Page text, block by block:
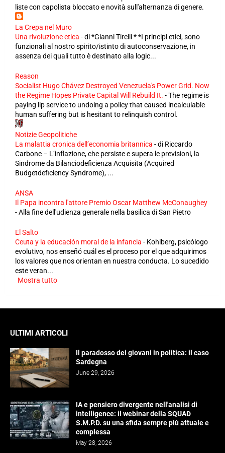
liste con capolista bloccato e novità sull'alternanza di genere.
La Crepa nel Muro
Una rivoluzione etica -di *Gianni Tirelli * *I principi etici, sono
funzionali al nostro spirito/istinto di autoconservazione, in
assenza dei quali tutto è destinato alla logic...
Reason
Socialist Hugo Chávez Destroyed Venezuela's Power Grid. Now
the Regime Hopes Private Capital Will Rebuild It. -The regime is
paying lip service to undoing a policy that caused incalculable
human suffering but is hesitant to relinquish control.
Notizie Geopolitiche
La malattia cronica dell’economia britannica -di Riccardo
Carbone – L’inflazione, che persiste e supera le previsioni, la
Sindrome da Bilanciodeficienza Acquisita (Acquired
Budgetdeficiency Syndrome), ...
ANSA
Il Papa incontra l'attore Premio Oscar Matthew McConaughey
-Alla fine dell'udienza generale nella basilica di San Pietro
El Salto
Ceuta y la educación moral de la infancia - Kohlberg, psicólogo
evolutivo, nos enseñó cuál es el proceso por el que adquirimos
los valores que nos orientan en nuestra conducta. Lo sucedido
este veran...
Mostra tutto
ULTIMI ARTICOLI
Il paradosso dei giovani in politica: il caso
Sardegna
June 29, 2026
IA e pensiero divergente nell'analisi di
intelligence: il webinar della SQUAD
S.M.P.D. su una sfida sempre più attuale e
complessa
May 28, 2026